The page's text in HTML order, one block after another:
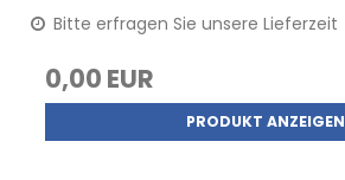
Bitte erfragen Sie unsere Lieferzeit
0,00 EUR
PRODUKT ANZEIGEN